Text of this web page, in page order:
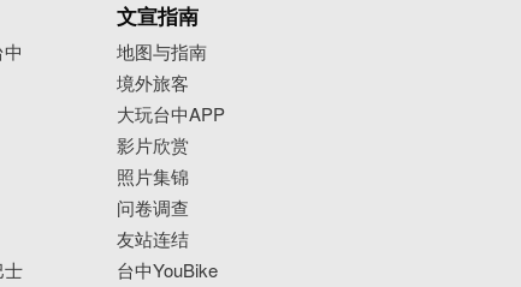
士
文宣指南
地图与指南
境外旅客
大玩台中APP
影片欣赏
照片集锦
问卷调查
友站连结
台中YouBike